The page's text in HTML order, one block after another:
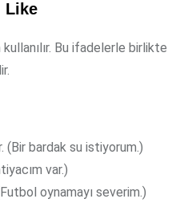
Like
Bu ifadelerle birlikte
(Bir bardak su istiyorum.)
var.)
oynamayı severim.)